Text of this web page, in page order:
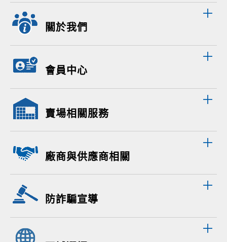
關於我們
會員中心
賣場相關服務
廠商與供應商相關
防詐騙宣導